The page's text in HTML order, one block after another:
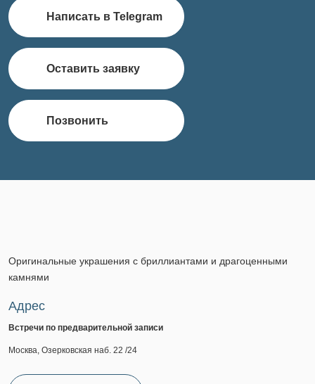
Написать в Telegram
Оставить заявку
Позвонить
Оригинальные украшения с бриллиантами и драгоценными
камнями
Адрес
Встречи по предварительной записи
Москва, Озерковская наб. 22 /24